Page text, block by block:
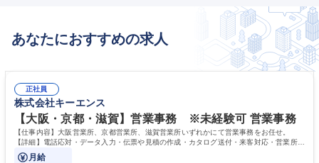
あなたにおすすめの求人
正社員
株式会社キーエンス
【大阪・京都・滋賀】営業事務 ※未経験可 営業事務
【仕事内容】大阪営業所、京都営業所、滋賀営業所いずれかにて営業事務をお任せ。
【詳細】電話応対・データ入力・伝票や見積の作成・カタログ送付・来客対応・営業所内
で発生する事務業務や業務改善をお任せ。
月給